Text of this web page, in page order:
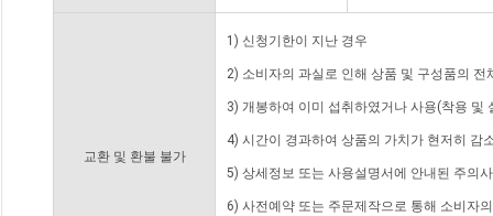
교환 및 환불 불가
1) 신청기한이 지난 경우
2) 소비자의 과실로 인해 상품 및 구성품의
3) 개봉하여 이미 섭취하였거나 사용(착용 및
4) 시간이 경과하여 상품의 가치가 현저히 감
5) 상세정보 또는 사용설명서에 안내된 주의
6) 사전예약 또는 주문제작으로 통해 소비자